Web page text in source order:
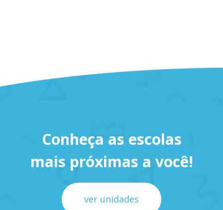
Conheça as escolas
mais próximas a você!
ver unidades